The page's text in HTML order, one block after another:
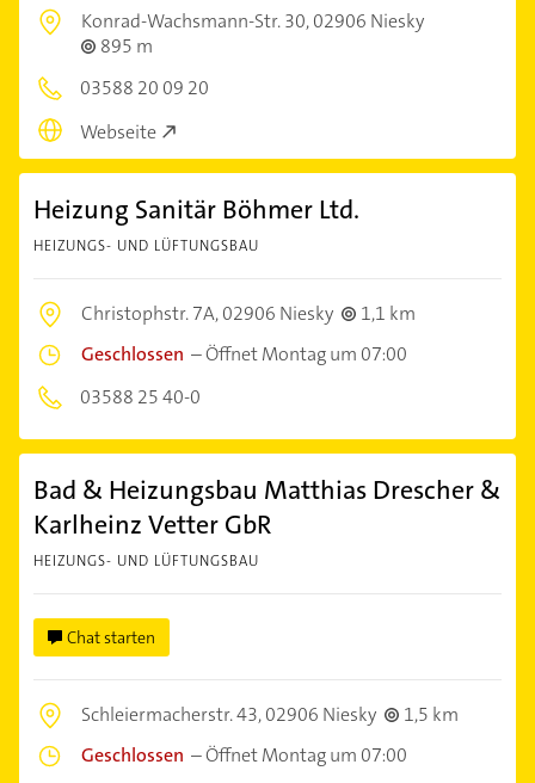
Konrad-Wachsmann-Str. 30,02906 Niesky
895 m
03588 20 09 20
Webseite
Heizung Sanitär Böhmer Ltd.
HEIZUNGS- UND LÜFTUNGSBAU
Christophstr. 7A,02906 Niesky
1,1 km
Geschlossen –Öffnet Montag um 07:00
03588 25 40-0
Bad & Heizungsbau Matthias Drescher &
Karlheinz Vetter GbR
HEIZUNGS- UND LÜFTUNGSBAU
Chat starten
Schleiermacherstr. 43,02906 Niesky
1,5 km
Geschlossen –Öffnet Montag um 07:00